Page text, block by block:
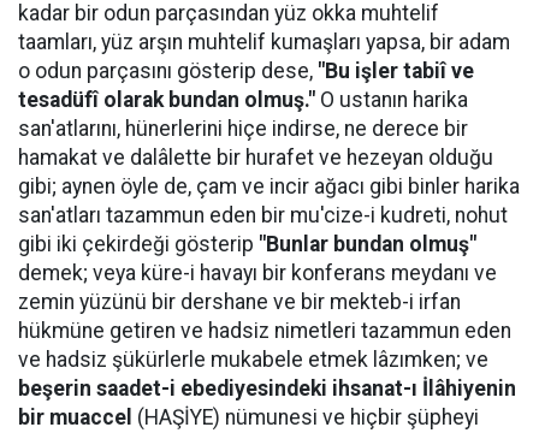
kadar bir odun parçasından yüz okka muhtelif
taamları, yüz arşın muhtelif kumaşları yapsa, bir adam
o odun parçasını gösterip dese, "Bu işler tabiî ve
tesadüfî olarak bundan olmuş." O ustanın harika
san'atlarını, hünerlerini hiçe indirse, ne derece bir
hamakat ve dalâlette bir hurafet ve hezeyan olduğu
gibi; aynen öyle de, çam ve incir ağacı gibi binler harika
san'atları tazammun eden bir mu'cize-i kudreti, nohut
gibi iki çekirdeği gösterip "Bunlar bundan olmuş"
demek; veya küre-i havayı bir konferans meydanı ve
zemin yüzünü bir dershane ve bir mekteb-i irfan
hükmüne getiren ve hadsiz nimetleri tazammun eden
ve hadsiz şükürlerle mukabele etmek lâzımken; ve
beşerin saadet-i ebediyesindeki ihsanat-ı İlâhiyenin
bir muaccel (HAŞİYE) nümunesi ve hiçbir şüpheyi